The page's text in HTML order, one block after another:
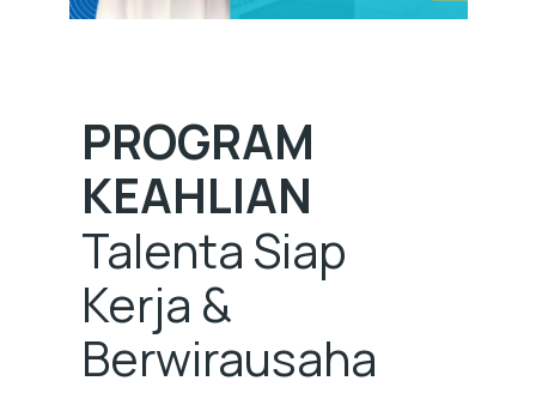
PROGRAM
KEAHLIAN
Talenta Siap
Kerja &
Berwirausaha